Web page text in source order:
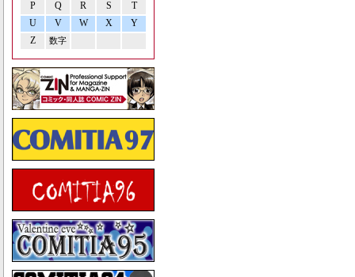
P Q R S
T
U
V W X
Y
Z
数字